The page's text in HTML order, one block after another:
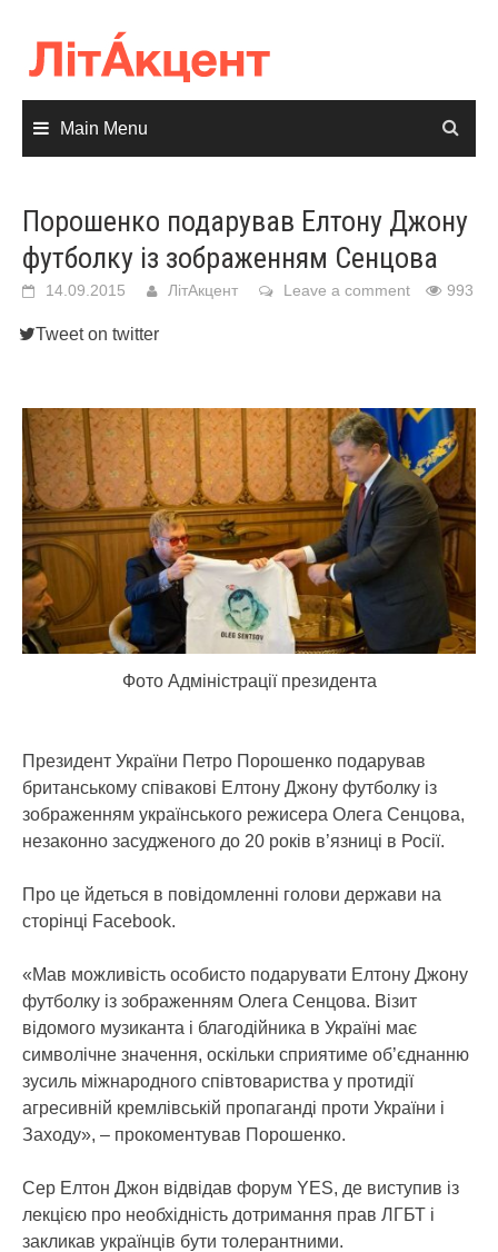
content
Main Menu
Порошенко подарував Елтону Джону
футболку із зображенням Сенцова
14.09.2015 ЛітАкцент Leave a comment 993
Tweet on twitter
Фото Адміністрації президента
Президент України Петро Порошенко подарував
британському співакові Елтону Джону футболку із
зображенням українського режисера Олега Сенцова,
незаконно засудженого до 20 років в’язниці в Росії.
Про це йдеться в повідомленні голови держави на
сторінці Facebook.
«Мав можливість особисто подарувати Елтону Джону
футболку із зображенням Олега Сенцова. Візит
відомого музиканта і благодійника в Україні має
символічне значення, оскільки сприятиме об’єднанню
зусиль міжнародного співтовариства у протидії
агресивній кремлівській пропаганді проти України і
Заходу», – прокоментував Порошенко.
Сер Елтон Джон відвідав форум YES, де виступив із
лекцією про необхідність дотримання прав ЛГБТ і
закликав українців бути толерантними.